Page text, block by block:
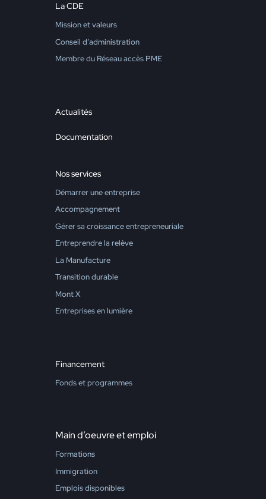
La CDE
Mission et valeurs
Conseil d’administration
Membre du Réseau accès PME
Actualités
Documentation
Nos services
Démarrer une entreprise
Accompagnement
Gérer sa croissance entrepreneuriale
Entreprendre la relève
La Manufacture
Transition durable
Mont X
Entreprises en lumière
Financement
Fonds et programmes
Main d’oeuvre et emploi
Formations
Immigration
Emplois disponibles